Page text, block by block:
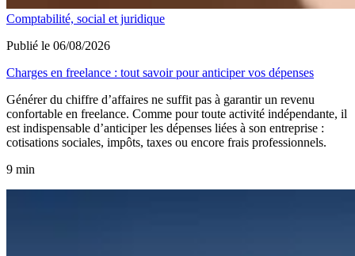
Comptabilité, social et juridique
Publié le 06/08/2026
Charges en freelance : tout savoir pour anticiper vos dépenses
Générer du chiffre d’affaires ne suffit pas à garantir un revenu
confortable en freelance. Comme pour toute activité indépendante, il
est indispensable d’anticiper les dépenses liées à son entreprise :
cotisations sociales, impôts, taxes ou encore frais professionnels.
9 min